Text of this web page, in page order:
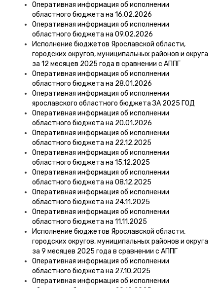
Оперативная информация об исполнении
областного бюджета на 16.02.2026
Оперативная информация об исполнении
областного бюджета на 09.02.2026
Исполнение бюджетов Ярославской области,
городских округов, муниципальных районов и округа
за 12 месяцев 2025 года в сравнении с АППГ
Оперативная информация об исполнении
областного бюджета на 28.01.2026
Оперативная информация об исполнении
ярославского областного бюджета ЗА 2025 ГОД
Оперативная информация об исполнении
областного бюджета на 20.01.2026
Оперативная информация об исполнении
областного бюджета на 22.12.2025
Оперативная информация об исполнении
областного бюджета на 15.12.2025
Оперативная информация об исполнении
областного бюджета на 08.12.2025
Оперативная информация об исполнении
областного бюджета на 24.11.2025
Оперативная информация об исполнении
областного бюджета на 11.11.2025
Исполнение бюджетов Ярославской области,
городских округов, муниципальных районов и округа
за 9 месяцев 2025 года в сравнении с АППГ
Оперативная информация об исполнении
областного бюджета на 27.10.2025
Оперативная информация об исполнении